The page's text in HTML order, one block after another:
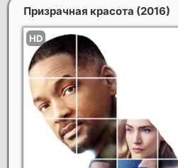
Призрачная красота (2016)